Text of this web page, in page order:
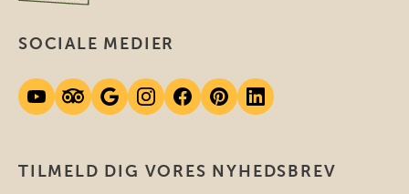
TILMELD DIG VORES NYHEDSBREV
SOCIALE MEDIER